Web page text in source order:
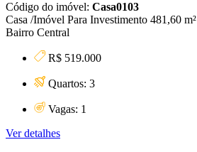
Código do imóvel: Casa0103
Casa /Imóvel Para Investimento 481,60 m²
Bairro Central
R$ 519.000
Quartos: 3
Vagas: 1
Ver detalhes